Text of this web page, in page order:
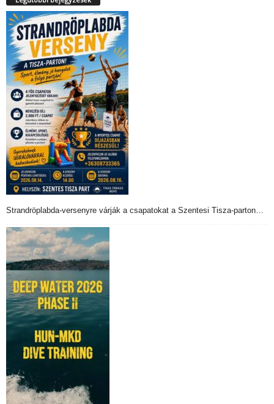
Strandröplabda-versenyre várják a csapatokat a Szentesi Tisza-parton…